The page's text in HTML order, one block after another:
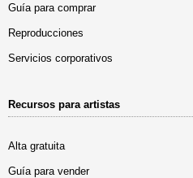
Guía para comprar
Reproducciones
Servicios corporativos
Recursos para artistas
Alta gratuita
Guía para vender